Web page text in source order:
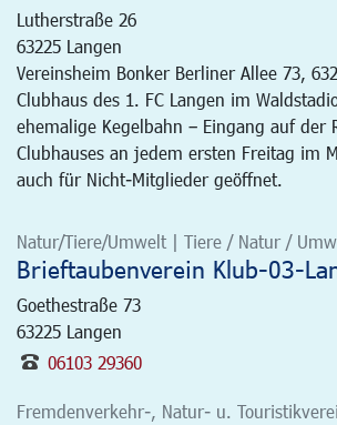
Lutherstraße 26
63225 Langen
Vereinsheim Bonker Berliner Allee 73,
Clubhaus des 1. FC Langen im
ehemalige Kegelbahn – Eingang auf der
Clubhauses an jedem ersten Freitag im
auch für Nicht-Mitglieder geöffnet.
Natur/Tiere/Umwelt | Tiere / Natur /
Brieftaubenverein Klub-03-
Goethestraße 73
63225 Langen
06103 29360
Fremdenverkehr-, Natur- u.